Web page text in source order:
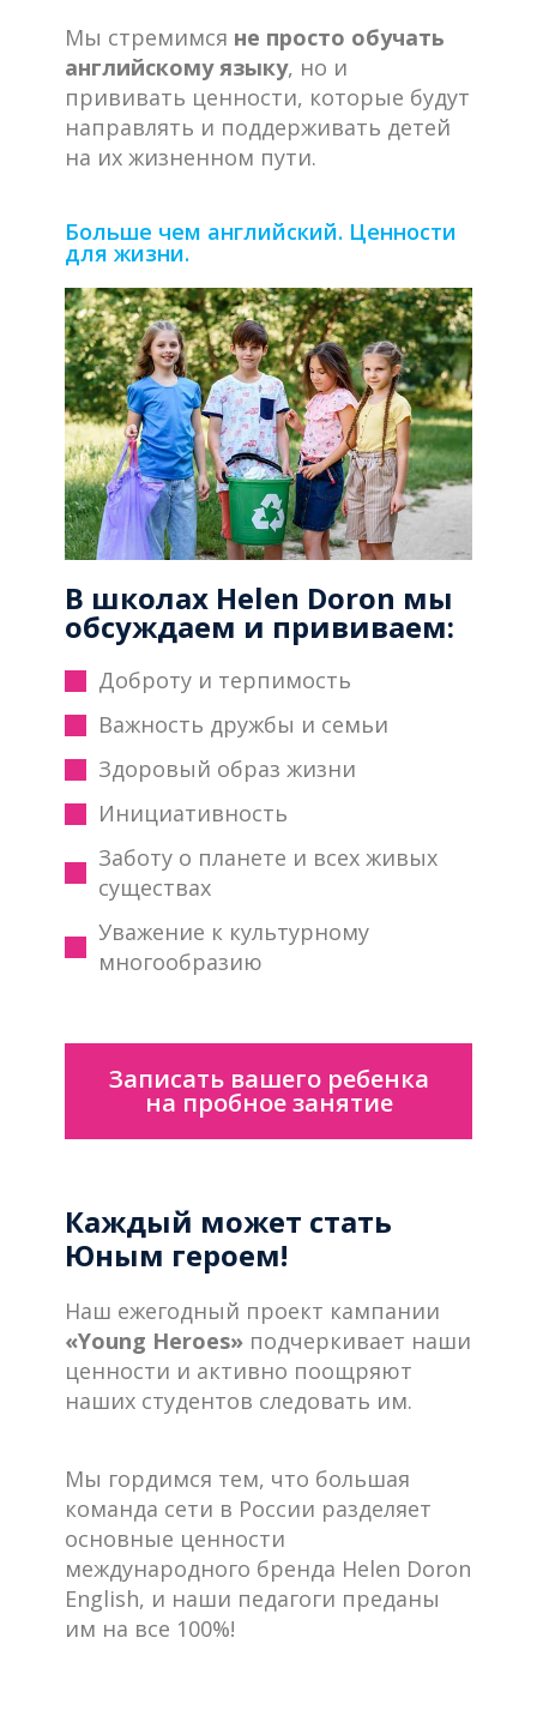
Мы стремимся не просто обучать
английскому языку, но и
прививать ценности, которые будут
направлять и поддерживать детей
на их жизненном пути.
Больше чем английский. Ценности
для жизни.
В школах Helen Doron мы
обсуждаем и прививаем:
Доброту и терпимость
Важность дружбы и семьи
Здоровый образ жизни
Инициативность
Заботу о планете и всех живых
существах
Уважение к культурному
многообразию
Записать вашего ребенка
на пробное занятие
Каждый может стать
Юным героем!
Наш ежегодный проект кампании
«Young Heroes» подчеркивает наши
ценности и активно поощряют
наших студентов следовать им.
Мы гордимся тем, что большая
команда сети в России разделяет
основные ценности
международного бренда Helen Doron
English, и наши педагоги преданы
им на все 100%!